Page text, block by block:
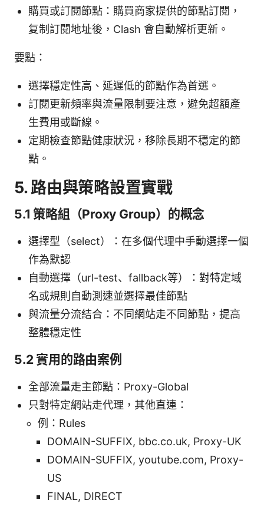
購買或訂閱節點：購買商家提供的節點訂閱，
复制訂閱地址後，Clash 會自動解析更新。
要點：
選擇穩定性高、延遲低的節點作為首選。
訂閱更新頻率與流量限制要注意，避免超額產
生費用或斷線。
定期檢查節點健康狀況，移除長期不穩定的節
點。
5. 路由與策略設置實戰
5.1 策略組（Proxy Group）的概念
選擇型（select）：在多個代理中手動選擇一個
作為默認
自動選擇（url-test、fallback等）：對特定域
名或規則自動測速並選擇最佳節點
與流量分流結合：不同網站走不同節點，提高
整體穩定性
5.2 實用的路由案例
全部流量走主節點：Proxy-Global
只對特定網站走代理，其他直連：
例：Rules
DOMAIN-SUFFIX, bbc.co.uk, Proxy-UK
DOMAIN-SUFFIX, youtube.com, Proxy-
US
FINAL, DIRECT